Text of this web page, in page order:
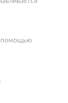
помощью